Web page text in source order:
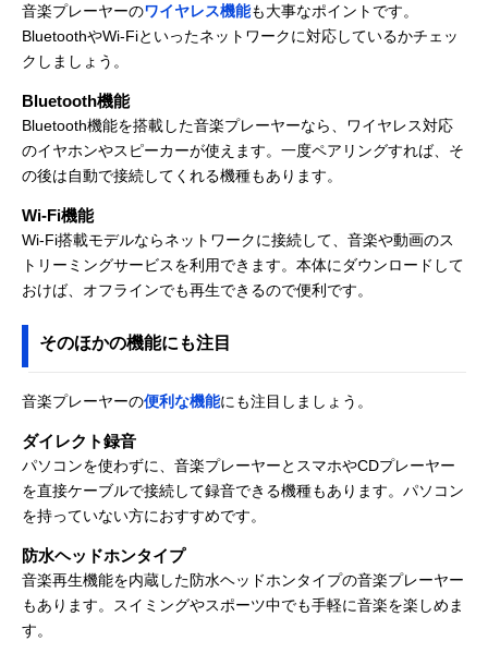
音楽プレーヤーのワイヤレス機能も大事なポイントです。
BluetoothやWi-Fiといったネットワークに対応しているかチェッ
クしましょう。
Bluetooth機能
Bluetooth機能を搭載した音楽プレーヤーなら、ワイヤレス対応
のイヤホンやスピーカーが使えます。一度ペアリングすれば、そ
の後は自動で接続してくれる機種もあります。
Wi-Fi機能
Wi-Fi搭載モデルならネットワークに接続して、音楽や動画のス
トリーミングサービスを利用できます。本体にダウンロードして
おけば、オフラインでも再生できるので便利です。
そのほかの機能にも注目
音楽プレーヤーの便利な機能にも注目しましょう。
ダイレクト録音
パソコンを使わずに、音楽プレーヤーとスマホやCDプレーヤー
を直接ケーブルで接続して録音できる機種もあります。パソコン
を持っていない方におすすめです。
防水ヘッドホンタイプ
音楽再生機能を内蔵した防水ヘッドホンタイプの音楽プレーヤー
もあります。スイミングやスポーツ中でも手軽に音楽を楽しめま
す。